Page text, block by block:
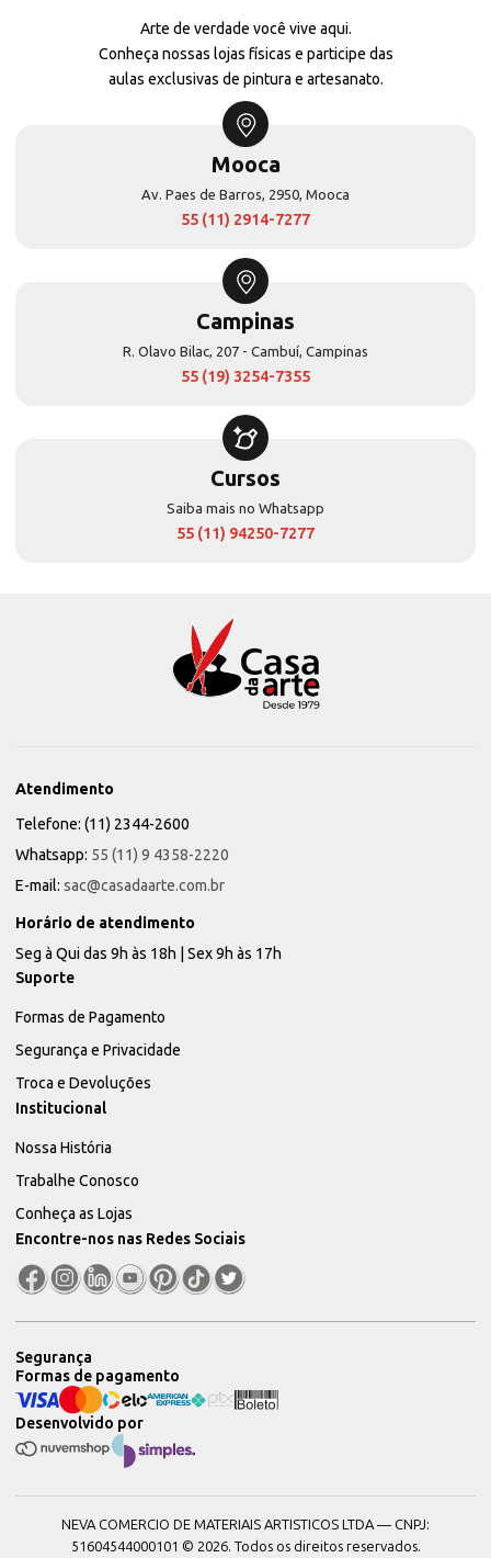
Arte de verdade você vive aqui.
Conheça nossas lojas físicas e participe das
aulas exclusivas de pintura e artesanato.
Mooca
Av. Paes de Barros, 2950, Mooca
55 (11) 2914-7277
Campinas
R. Olavo Bilac, 207 - Cambuí, Campinas
55 (19) 3254-7355
Cursos
Saiba mais no Whatsapp
55 (11) 94250-7277
Atendimento
Telefone: (11) 2344-2600
Whatsapp: 55 (11) 9 4358-2220
E-mail: sac@casadaarte.com.br
Horário de atendimento
Seg à Qui das 9h às 18h | Sex 9h às 17h
Suporte
Formas de Pagamento
Segurança e Privacidade
Troca e Devoluções
Institucional
Nossa História
Trabalhe Conosco
Conheça as Lojas
Encontre-nos nas Redes Sociais
Segurança
Desenvolvido por
Formas de pagamento
NEVA COMERCIO DE MATERIAIS ARTISTICOS LTDA — CNPJ:
51604544000101 © 2026. Todos os direitos reservados.